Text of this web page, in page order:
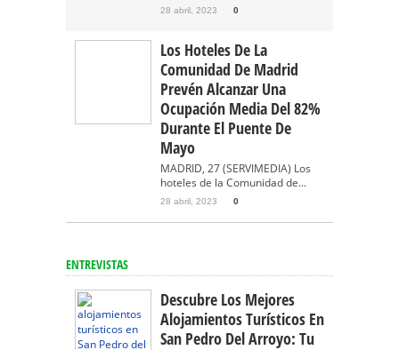
28 abril, 2023 0
Los Hoteles De La
Comunidad De Madrid
Prevén Alcanzar Una
Ocupación Media Del 82%
Durante El Puente De
Mayo
MADRID, 27 (SERVIMEDIA) Los
hoteles de la Comunidad de...
28 abril, 2023 0
ENTREVISTAS
Descubre Los Mejores
Alojamientos Turísticos En
San Pedro Del Arroyo: Tu